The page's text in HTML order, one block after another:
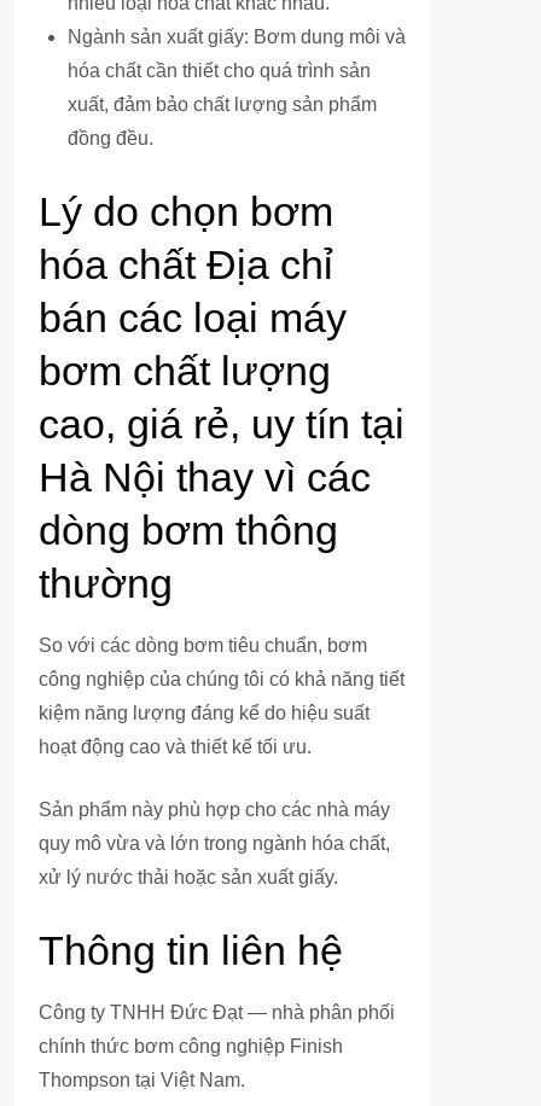
Ngành sản xuất giấy: Bơm dung môi và
hóa chất cần thiết cho quá trình sản
xuất, đảm bảo chất lượng sản phẩm
đồng đều.
Lý do chọn bơm
hóa chất Địa chỉ
bán các loại máy
bơm chất lượng
cao, giá rẻ, uy tín tại
Hà Nội thay vì các
dòng bơm thông
thường
So với các dòng bơm tiêu chuẩn, bơm
công nghiệp của chúng tôi có khả năng tiết
kiệm năng lượng đáng kể do hiệu suất
hoạt động cao và thiết kế tối ưu.
Sản phẩm này phù hợp cho các nhà máy
quy mô vừa và lớn trong ngành hóa chất,
xử lý nước thải hoặc sản xuất giấy.
Thông tin liên hệ
Công ty TNHH Đức Đạt — nhà phân phối
chính thức bơm công nghiệp Finish
Thompson tại Việt Nam.